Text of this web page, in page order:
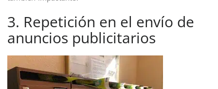
3. Repetición en el envío de
anuncios publicitarios